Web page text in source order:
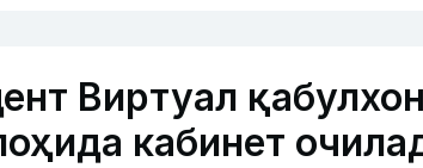
Виртуал
кабинет